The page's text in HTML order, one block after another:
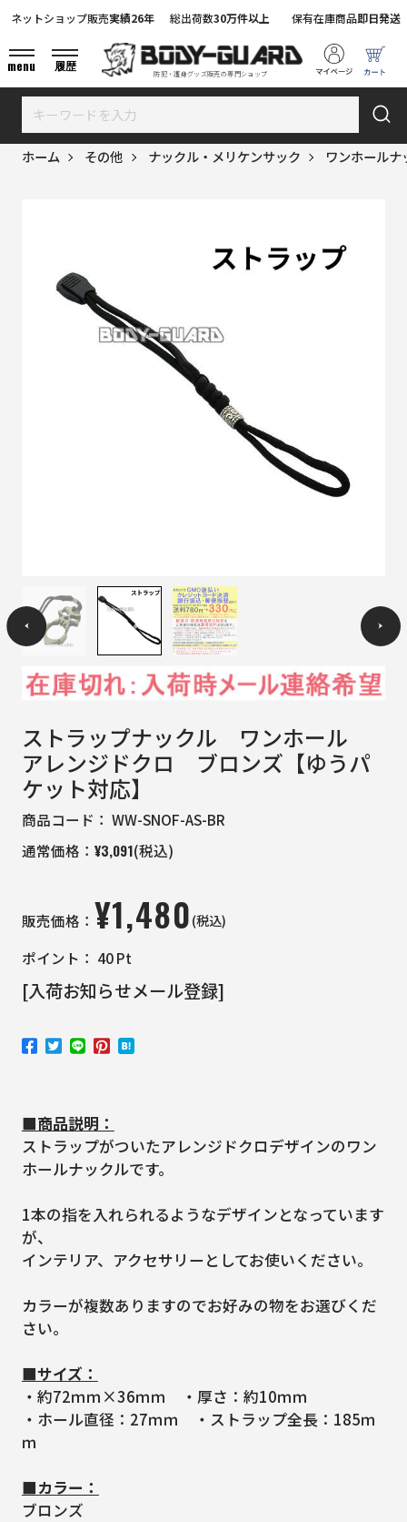
防犯・護身グッズ販売の専門ショップ
ネットショップ販売実績26年 総出荷数30万件以上 保有在庫商品即日発送
menu 履歴
ホーム その他 ナックル・メリケンサック ワンホールナ
ストラップナックル ワンホール
アレンジドクロ ブロンズ【ゆうパ
ケット対応】
商品コード： WW-SNOF-AS-BR
通常価格： ¥3,091(税込)
販売価格： ¥1,480(税込)
ポイント： 40Pt
[入荷お知らせメール登録]
■商品説明：
ストラップがついたアレンジドクロデザインのワン
ホールナックルです。
1本の指を入れられるようなデザインとなっています
が、
インテリア、アクセサリーとしてお使いください。
カラーが複数ありますのでお好みの物をお選びくだ
さい。
■サイズ：
・約72ｍｍ×36ｍｍ ・厚さ：約10ｍｍ
・ホール直径：27ｍｍ ・ストラップ全長：185ｍ
ｍ
■カラー：
ブロンズ